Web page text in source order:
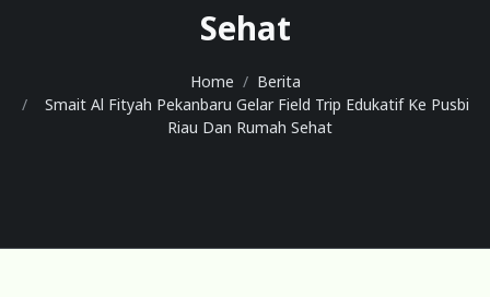
Sehat
Home
Berita
Smait Al Fityah Pekanbaru Gelar Field Trip Edukatif Ke Pusbi
Riau Dan Rumah Sehat